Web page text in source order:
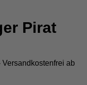
Pirat
Versandkostenfrei ab